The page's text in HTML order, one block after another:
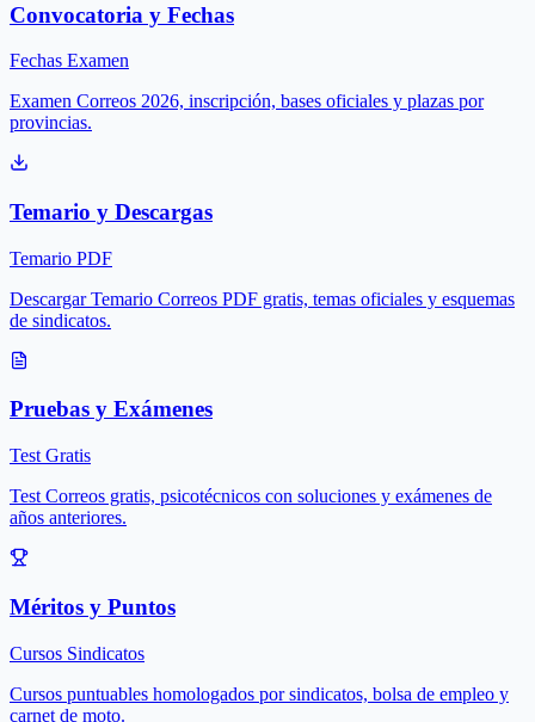
Convocatoria y Fechas
Fechas Examen
Examen Correos 2026, inscripción, bases oficiales y plazas por
provincias.
Temario y Descargas
Temario PDF
Descargar Temario Correos PDF gratis, temas oficiales y esquemas
de sindicatos.
Pruebas y Exámenes
Test Gratis
Test Correos gratis, psicotécnicos con soluciones y exámenes de
años anteriores.
Méritos y Puntos
Cursos Sindicatos
Cursos puntuables homologados por sindicatos, bolsa de empleo y
carnet de moto.